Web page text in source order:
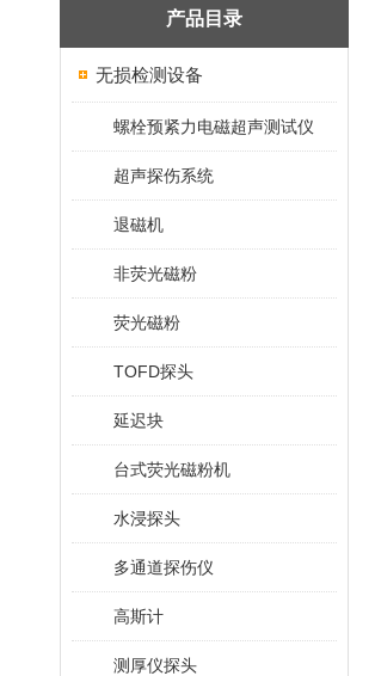
产品目录
无损检测设备
螺栓预紧力电磁超声测试仪
超声探伤系统
退磁机
非荧光磁粉
荧光磁粉
TOFD探头
延迟块
台式荧光磁粉机
水浸探头
多通道探伤仪
高斯计
测厚仪探头